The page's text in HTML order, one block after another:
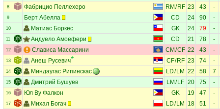
8 Фабрицио Пеллехеро RM / RF 23 43 -
9 Берт Абелла CD 24 90 -
10 Матиас Боркес GK 24 79 -
11 Андуело Амоефери CD 21 78 -
12 Слависа Массарини CM /CF 22 43 -
13 Анеш Русевич CF/RF 23 74 -
14 Миндаугас Рипинскас LD/ LM 22 58 7
15 Дмитрий Бушуев LM / LF 20 75 -
16 Юл Ву Фалкон GK 19 47 -
17 Михал Богач LD/ LM 18 51 -